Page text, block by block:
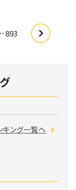
893
キング一覧へ